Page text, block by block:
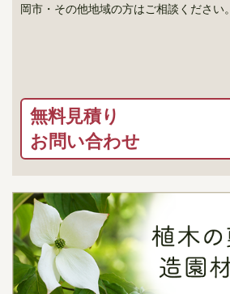
岡市・その他地域の方はご相談ください。
無料見積り
お問い合わせ